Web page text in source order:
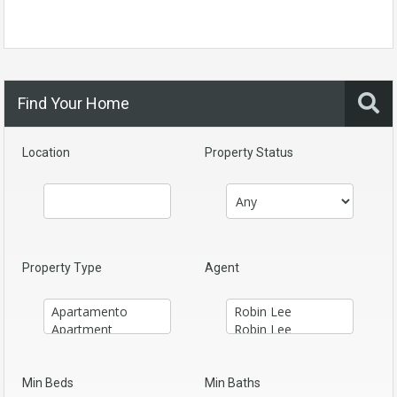
Find Your Home
Location Property Status
Property Type Agent
Min Beds Min Baths